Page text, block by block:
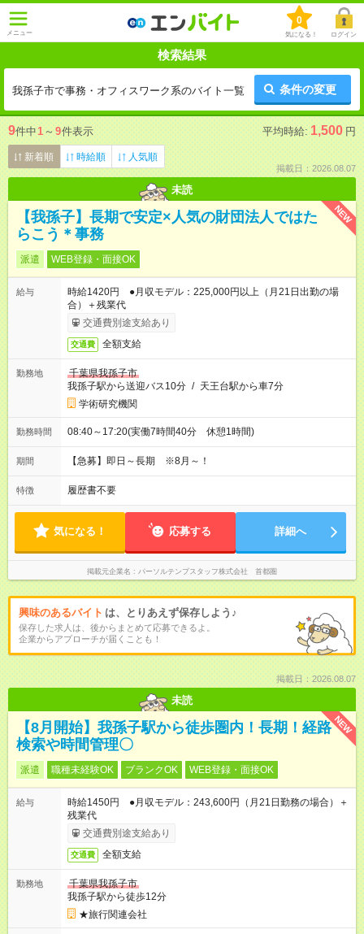
メニュー
0
気になる！ ログイン
検索結果
我孫子市で事務・オフィスワーク系のバイト一覧 条件の変更
9件中1 ～ 9件表示 平均時給: 1,500 円
新着順 時給順 人気順
掲載日：2026.08.07
未読
NEW
【我孫子】長期で安定×人気の財団法人ではた
らこう＊事務
派遣 WEB登録・面接OK
給与
時給1420円 ●月収モデル：225,000円以上（月21日出勤の場
合）＋残業代
交通費別途支給あり
交通費 全額支給
勤務地
千葉県我孫子市
我孫子駅から送迎バス10分 / 天王台駅から車7分
学術研究機関
勤務時間 08:40～17:20(実働7時間40分 休憩1時間)
期間 【急募】即日～長期 ※8月～！
特徴 履歴書不要
気になる！ 応募する 詳細へ
掲載元企業名 パーソルテンプスタッフ株式会社 首都圏
興味のあるバイト は、とりあえず保存しよう♪
保存した求人は、後からまとめて応募できるよ。
企業からアプローチが届くことも！
掲載日：2026.08.07
未読
NEW
【8月開始】我孫子駅から徒歩圏内！長期！経路
検索や時間管理〇
派遣 職種未経験OK ブランクOK WEB登録・面接OK
給与
時給1450円 ●月収モデル：243,600円（月21日勤務の場合）＋
残業代
交通費別途支給あり
交通費 全額支給
勤務地
千葉県我孫子市
我孫子駅から徒歩12分
★旅行関連会社